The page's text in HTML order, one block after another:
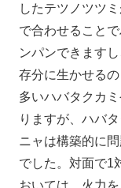
したテツノツツ
で合わせること
ンパンできます
存分に生かせる
多いハバタクカ
りますが、ハバ
ニャは構築的に
でした。対面で1
おいては、火力